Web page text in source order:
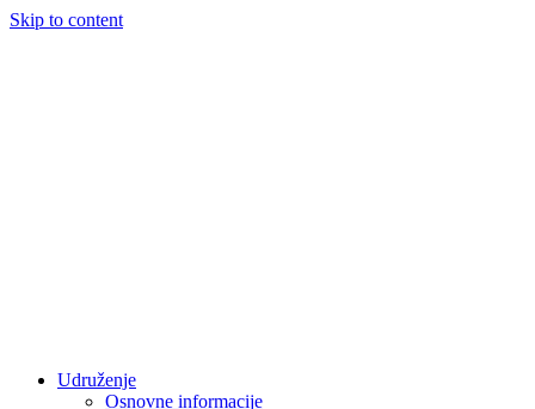
Skip to content
Udruženje
Osnovne informacije